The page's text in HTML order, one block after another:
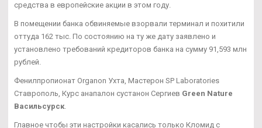
средства в европейские акции в этом году.
В помещении банка обвиняемые взорвали терминал и похитили
оттуда 162 тыс. По состоянию на ту же дату заявлено и
установлено требований кредиторов банка на сумму 91,593 млн
рублей.
Фенилпропионат Organon Ухта, Мастерон SP Laboratories
Ставрополь, Курс анапалон сустанон Сергиев Green Nature
Васильсурск.
Главное чтобы эти настройки касались только Кломид с